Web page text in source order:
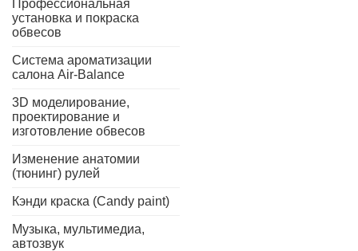
Профессиональная
установка и покраска
обвесов
Система ароматизации
салона Air-Balance
3D моделирование,
проектирование и
изготовление обвесов
Изменение анатомии
(тюнинг) рулей
Кэнди краска (Candy paint)
Музыка, мультимедиа,
автозвук